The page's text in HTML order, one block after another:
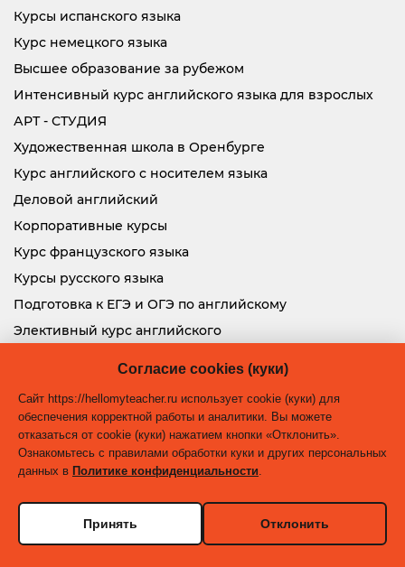
Курсы испанского языка
Курс немецкого языка
Высшее образование за рубежом
Интенсивный курс английского языка для взрослых
АРТ - СТУДИЯ
Художественная школа в Оренбурге
Курс английского с носителем языка
Деловой английский
Корпоративные курсы
Курс французского языка
Курсы русского языка
Подготовка к ЕГЭ и ОГЭ по английскому
Элективный курс английского
Контакты
Адрес: 460040, г. Оренбург, ул. 21 линия, д.1а
+7(903) 366-79-19
+7(938) 437-92-27
Согласие cookies (куки)
Сайт https://hellomyteacher.ru использует cookie (куки) для
обеспечения корректной работы и аналитики. Вы можете
отказаться от cookie (куки) нажатием кнопки «Отклонить».
Ознакомьтесь с правилами обработки куки и других персональных
данных в Политике конфиденциальности.
Принять Отклонить